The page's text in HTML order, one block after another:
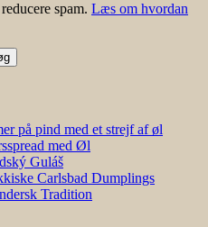
spam. Læs om hvordan
på pind med et strejf af øl
med Øl
Guláš
Carlsbad Dumplings
Tradition